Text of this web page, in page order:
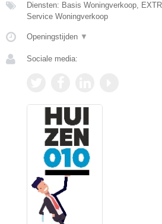
Diensten: Basis Woningverkoop,
Service Woningverkoop
Openingstijden ▼
Sociale media: